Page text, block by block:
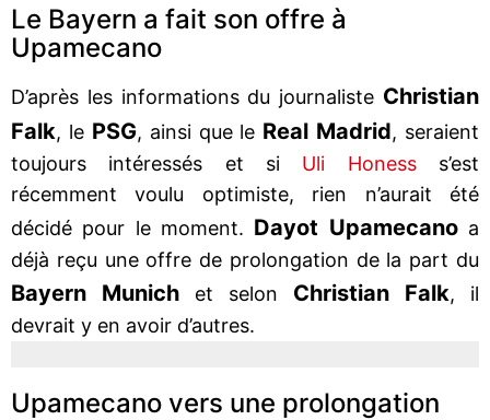
Le Bayern a fait son offre à
Upamecano
D’après les informations du journaliste Christian
Falk, le PSG, ainsi que le Real Madrid, seraient
toujours intéressés et si Uli Honesss’est
récemment voulu optimiste, rien n’aurait été
décidé pour le moment. Dayot Upamecanoa
déjà reçu une offre de prolongation de la part du
Bayern Munich et selon Christian Falk, il
devrait y en avoir d’autres.
Upamecano vers une prolongation